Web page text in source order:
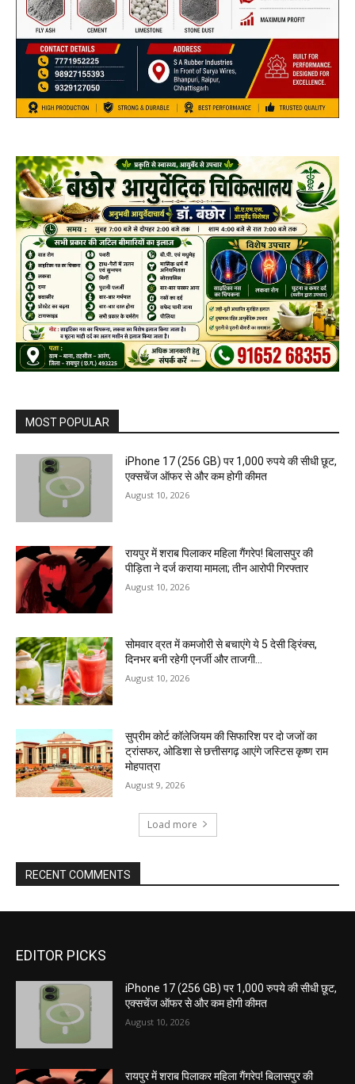
MOST POPULAR
iPhone 17 (256 GB) पर 1,000 रुपये की सीधी छूट,
एक्सचेंज ऑफर से और कम होगी कीमत
August 10, 2026
रायपुर में शराब पिलाकर महिला गैंगरेप! बिलासपुर की
पीड़िता ने दर्ज कराया मामला; तीन आरोपी गिरफ्तार
August 10, 2026
सोमवार व्रत में कमजोरी से बचाएंगे ये 5 देसी ड्रिंक्स,
दिनभर बनी रहेगी एनर्जी और ताजगी…
August 10, 2026
सुप्रीम कोर्ट कॉलेजियम की सिफारिश पर दो जजों का
ट्रांसफर, ओडिशा से छत्तीसगढ़ आएंगे जस्टिस कृष्ण राम
मोहपात्रा
August 9, 2026
Load more
RECENT COMMENTS
EDITOR PICKS
iPhone 17 (256 GB) पर 1,000 रुपये की सीधी छूट,
एक्सचेंज ऑफर से और कम होगी कीमत
August 10, 2026
रायपुर में शराब पिलाकर महिला गैंगरेप! बिलासपुर की